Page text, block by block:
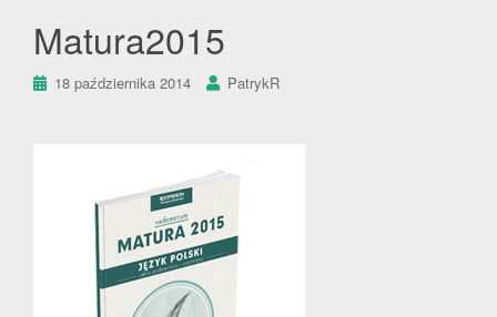
Matura2015
18 października 2014 PatrykR